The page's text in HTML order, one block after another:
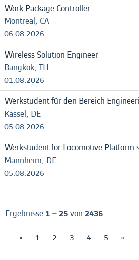
Work Package Controller
Montreal, CA
06.08.2026
Wireless Solution Engineer
Bangkok, TH
01.08.2026
Werkstudent für den Bereich
Kassel, DE
05.08.2026
Werkstudent for Locomotive Platform
Mannheim, DE
05.08.2026
Ergebnisse1 – 25von 2436
«
1 2 3 4 5 »